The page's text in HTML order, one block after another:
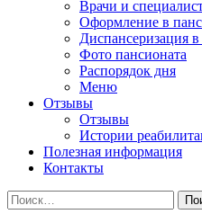
Врачи и
Оформление в
Диспансеризация
Фото пансионата
Распорядок дня
Меню
Отзывы
Отзывы
Истории
Полезная информация
Контакты
Найти: